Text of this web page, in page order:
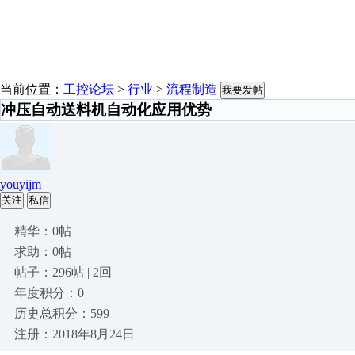
当前位置： 工控论坛 > 行业 > 流程制造 我要发帖
冲压自动送料机自动化应用优势
youyijm
关注 私信
精华：0帖
求助：0帖
帖子：296帖 | 2回
年度积分：0
历史总积分：599
注册：2018年8月24日